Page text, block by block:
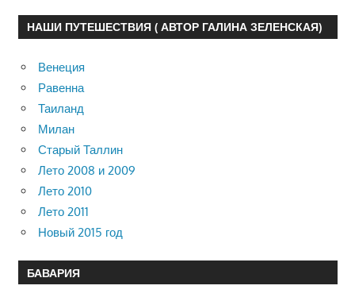
НАШИ ПУТЕШЕСТВИЯ ( АВТОР ГАЛИНА ЗЕЛЕНСКАЯ)
Венеция
Равенна
Таиланд
Милан
Старый Таллин
Лето 2008 и 2009
Лето 2010
Лето 2011
Новый 2015 год
БАВАРИЯ